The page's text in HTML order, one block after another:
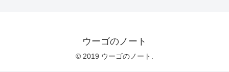
ウーゴのノート
© 2019 ウーゴのノート.